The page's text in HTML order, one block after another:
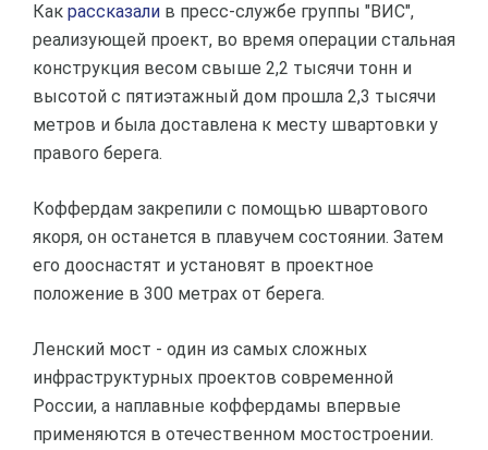
Как рассказали в пресс-службе группы "ВИС",
реализующей проект, во время операции стальная
конструкция весом свыше 2,2 тысячи тонн и
высотой с пятиэтажный дом прошла 2,3 тысячи
метров и была доставлена к месту швартовки у
правого берега.
Коффердам закрепили с помощью швартового
якоря, он останется в плавучем состоянии. Затем
его дооснастят и установят в проектное
положение в 300 метрах от берега.
Ленский мост - один из самых сложных
инфраструктурных проектов современной
России, а наплавные коффердамы впервые
применяются в отечественном мостостроении.